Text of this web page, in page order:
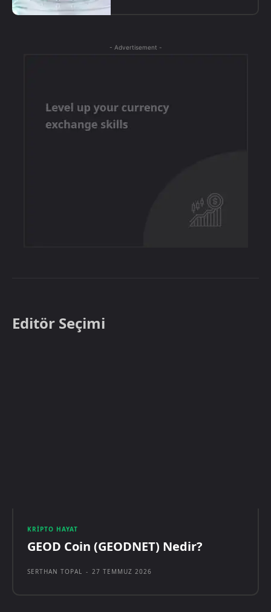
- Advertisement -
Editör Seçimi
KRIPTO HAYAT
GEOD Coin (GEODNET) Nedir?
SERTHAN TOPAL - 27 TEMMUZ 2026